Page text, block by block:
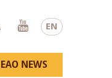
EN
Youtube
NEWS